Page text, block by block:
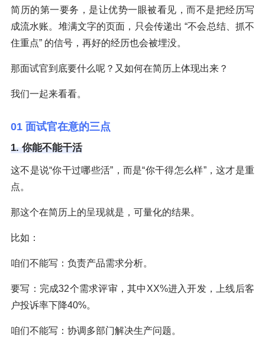
简历的第一要务，是让优势一眼被看见，而不是把经历写
成流水账。堆满文字的页面，只会传递出 “不会总结、抓不
住重点” 的信号，再好的经历也会被埋没。
那面试官到底要什么呢？又如何在简历上体现出来？
我们一起来看看。
01 面试官在意的三点
1. 你能不能干活
这不是说“你干过哪些活”，而是“你干得怎么样”，这才是重
点。
那这个在简历上的呈现就是，可量化的结果。
比如：
咱们不能写：负责产品需求分析。
要写：完成32个需求评审，其中XX%进入开发，上线后客
户投诉率下降40%。
咱们不能写：协调多部门解决生产问题。